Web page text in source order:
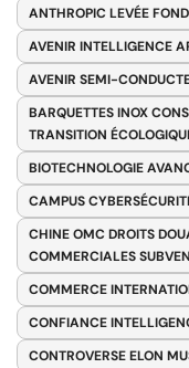
ANTHROPIC LEVÉE
AVENIR INTELLIGENCE
AVENIR SEMI-
BARQUETTES INOX
TRANSITION
BIOTECHNOLOGIE
CAMPUS
CHINE OMC DROITS
COMMERCIALES
COMMERCE
CONFIANCE
CONTROVERSE ELON